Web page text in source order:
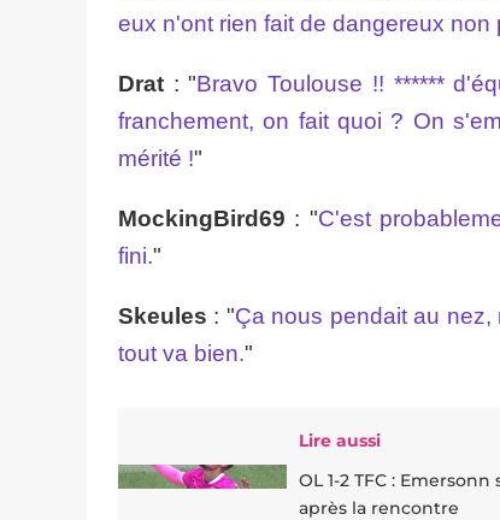
eux n'ont rien fait de dangereux non
Drat : "Bravo Toulouse !! ******
franchement, on fait quoi ? On
mérité !"
MockingBird69 : "C'est
fini."
Skeules : "Ça nous pendait au
tout va bien."
Lire aussi
OL 1-2 TFC :
après la rencontre